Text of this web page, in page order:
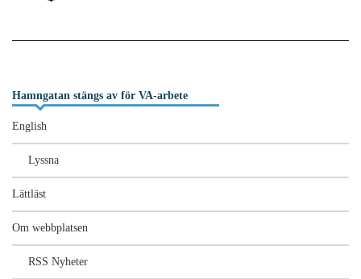
Hamngatan stängs av för VA-arbete
English
Lyssna
Lättläst
Om webbplatsen
RSS Nyheter